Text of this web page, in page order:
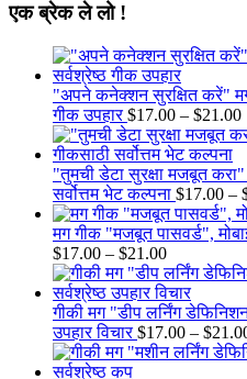
एक ब्रेक ले लो !
"अपने कनेक्शन सुरक्षित करें"
गीक उपहार $17.00 – $21.00
"तुमची डेटा सुरक्षा मजबूत
सर्वोत्तम भेट कल्पना $17.00 –
मग गीक "मजबूत पासवर्ड",
$17.00 – $21.00Price
range:
$17.00
through
$21.00
गीकी मग "डीप लर्निंग
उपहार विचार $17.00 – $